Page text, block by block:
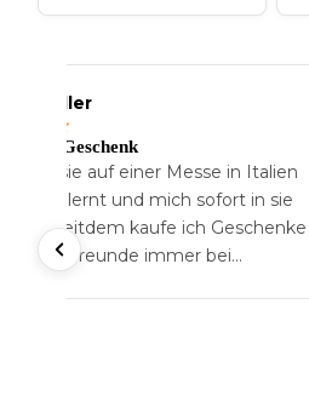
Muller
beste Geschenk
habe sie auf einer Messe in Italien
und mich sofort in sie
Seitdem kaufe ich Geschenke
meine Freunde immer bei